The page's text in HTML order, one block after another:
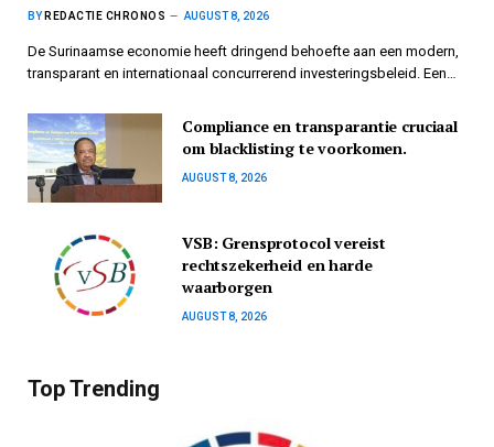
BY REDACTIE CHRONOS AUGUST 8, 2026
De Surinaamse economie heeft dringend behoefte aan een modern,
transparant en internationaal concurrerend investeringsbeleid. Een…
Compliance en transparantie cruciaal
om blacklisting te voorkomen.
AUGUST 8, 2026
VSB: Grensprotocol vereist
rechtszekerheid en harde
waarborgen
AUGUST 8, 2026
Top Trending